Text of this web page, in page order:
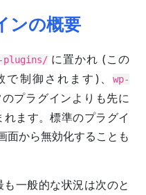
ンの概要
plugins/に置かれ (この
制御されます)、
wp-
プラグインよりも先に
ます。標準のプラグイ
面から無効化することも
一般的な状況は次のと